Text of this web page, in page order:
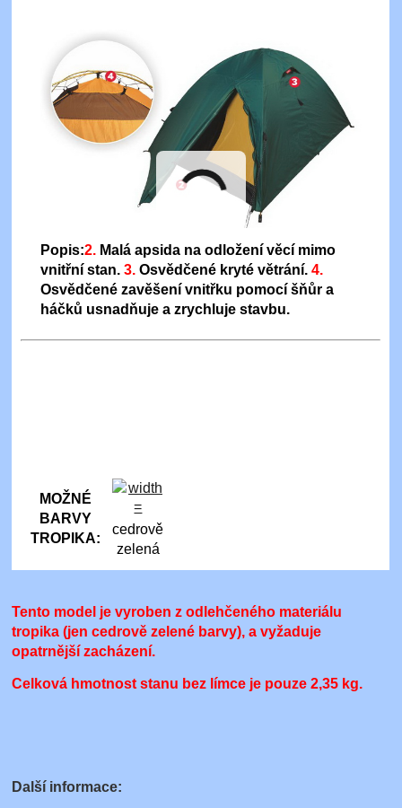
Popis:2. Malá apsida na odložení věcí mimo
vnitřní stan. 3. Osvědčené kryté větrání. 4.
Osvědčené zavěšení vnitřku pomocí šňůr a
háčků usnadňuje a zrychluje stavbu.
MOŽNÉ
BARVY
TROPIKA:
cedrově
zelená
Tento model je vyroben z odlehčeného materiálu
tropika (jen cedrově zelené barvy),a vyžaduje
opatrnější zacházení.
Celková hmotnost stanu bez límce je pouze 2,35 kg.
Další informace: